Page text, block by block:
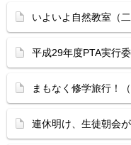
いよいよ自然教室（二
平成29年度PTA実行
まもなく修学旅行！（
連休明け、生徒朝会